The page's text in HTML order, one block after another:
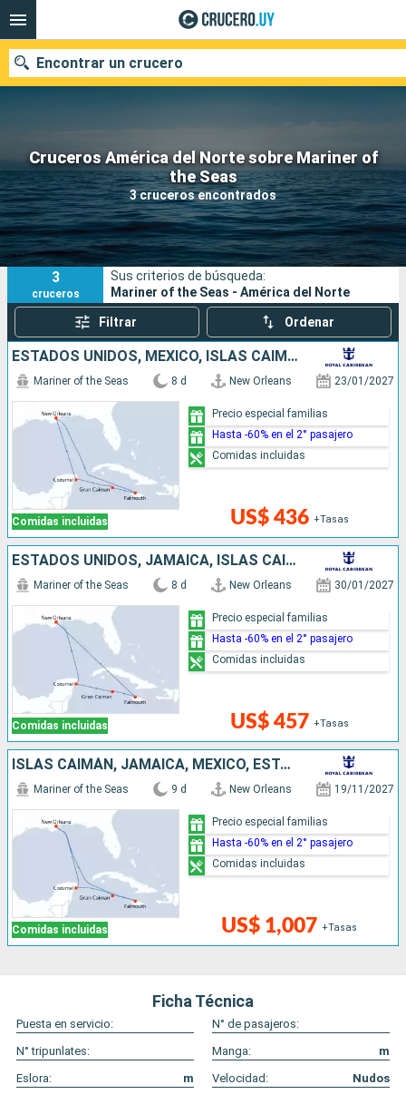
Cruceros América del Norte sobre Mariner of
the Seas
3 cruceros encontrados
Encontrar un crucero
Nuestros destinos
Fecha de salida
Puertos Compañías
Buscar
3
cruceros
Sus criterios de búsqueda:
Mariner of the Seas - América del Norte
Filtrar Ordenar
ESTADOS UNIDOS, MÉXICO, ISLAS CAIMÁN, JAMAICA
Comidas incluidas
Mariner of the Seas 8 d New Orleans 23/01/2027
US$ 436 +Tasas
Precio especial familias
Hasta -60% en el 2° pasajero
Comidas incluidas
ESTADOS UNIDOS, JAMAICA, ISLAS CAIMÁN, MÉXICO
Comidas incluidas
Mariner of the Seas 8 d New Orleans 30/01/2027
US$ 457 +Tasas
Precio especial familias
Hasta -60% en el 2° pasajero
Comidas incluidas
ISLAS CAIMÁN, JAMAICA, MÉXICO, ESTADOS UNIDOS
Comidas incluidas
Mariner of the Seas 9 d New Orleans 19/11/2027
US$ 1,007 +Tasas
Precio especial familias
Hasta -60% en el 2° pasajero
Comidas incluidas
Ficha Técnica
Puesta en servicio:
N° de pasajeros:
N° tripunlates:
Manga:
m
Eslora:
m Velocidad: Nudos